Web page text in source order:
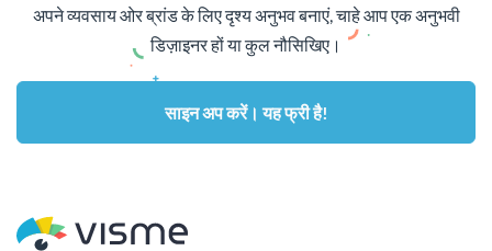
अपने व्यवसाय ओर ब्रांड के लिए दृश्य अनुभव बनाएं, चाहे आप एक अनुभवी
डिज़ाइनर हों या कुल नौसिखिए।
साइन अप करें। यह फ्री है!